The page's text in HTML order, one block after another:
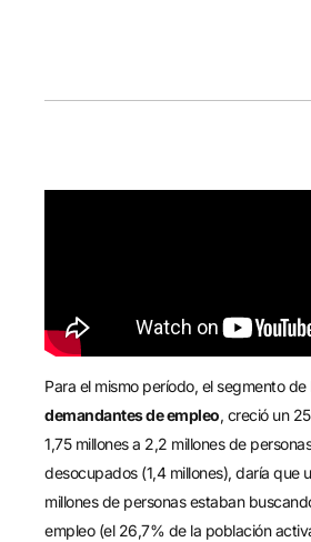
Para el mismo período, el segmento de
demandantes de empleo, creció un
1,75 millones a 2,2 millones de
desocupados (1,4 millones), daría que
millones de personas estaban
empleo (el 26,7% de la población